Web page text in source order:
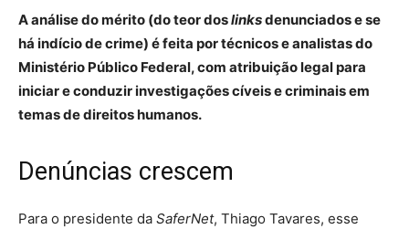
A análise do mérito (do teor doslinksdenunciados e se
há indício de crime) é feita por técnicos e analistas do
Ministério Público Federal, com atribuição legal para
iniciar e conduzir investigações cíveis e criminais em
temas de direitos humanos.
Denúncias crescem
Para o presidente da SaferNet, Thiago Tavares, esse